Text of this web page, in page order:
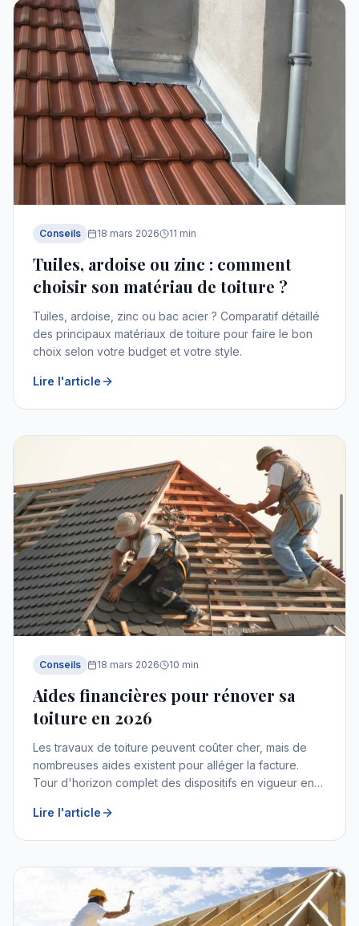
Conseils 18 mars 2026 11 min
Tuiles, ardoise ou zinc : comment
choisir son matériau de toiture ?
Tuiles, ardoise, zinc ou bac acier ? Comparatif détaillé
des principaux matériaux de toiture pour faire le bon
choix selon votre budget et votre style.
Lire l'article
Conseils 18 mars 2026 10 min
Aides financières pour rénover sa
toiture en 2026
Les travaux de toiture peuvent coûter cher, mais de
nombreuses aides existent pour alléger la facture.
Tour d'horizon complet des dispositifs en vigueur en
Lire l'article